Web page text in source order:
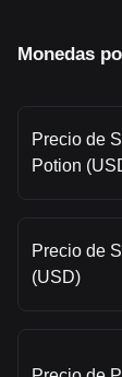
Monedas
Precio de
Potion
Precio de
(USD)